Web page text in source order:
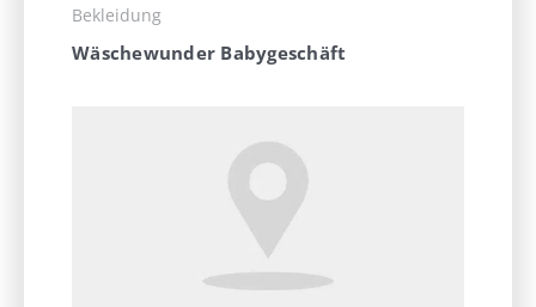
Bekleidung
Wäschewunder Babygeschäft